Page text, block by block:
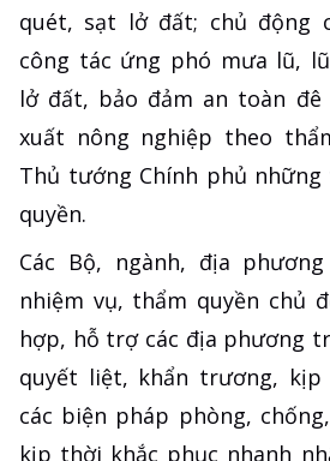
quét, sạt lở đất; chủ động
công tác ứng phó mưa lũ,
lở đất, bảo đảm an toàn đê
xuất nông nghiệp theo
Thủ tướng Chính phủ
quyền.
Các Bộ, ngành, địa
nhiệm vụ, thẩm quyền chủ
hợp, hỗ trợ các địa phương
quyết liệt, khẩn trương,
các biện pháp phòng,
kịp thời khắc phục nhanh